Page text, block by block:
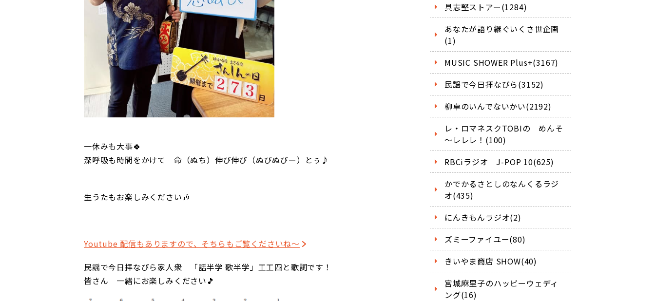
一休みも大事🍀
深呼吸も時間をかけて 命（ぬち）伸び伸び（ぬびぬびー）とぅ♪
生うたもお楽しみください🎶
Youtube 配信もありますので、そちらもご覧くださいね～
民謡で今日拝なびら家人衆 「話半学 歌半学」工工四と歌詞です！
皆さん 一緒にお楽しみください🎵
具志堅ストアー(1284)
あなたが語り継ぐいくさ世企画
(1)
MUSIC SHOWER Plus+(3167)
民謡で今日拝なびら(3152)
柳卓のいんでないかい(2192)
レ・ロマネスクTOBIの めんそ
～レレレ！(100)
RBCiラジオ J-POP 10(625)
かでかるさとしのなんくるラジ
オ(435)
にんきもんラジオ(2)
ズミーファイユー(80)
きいやま商店 SHOW(40)
宮城麻里子のハッピーウェディ
ング(16)